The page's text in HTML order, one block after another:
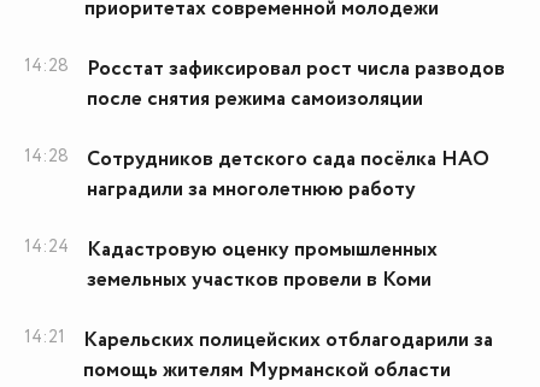
приоритетах современной молодежи
14:28
Росстат зафиксировал рост числа разводов
после снятия режима самоизоляции
14:28
Сотрудников детского сада посёлка НАО
наградили за многолетнюю работу
14:24
Кадастровую оценку промышленных
земельных участков провели в Коми
14:21
Карельских полицейских отблагодарили за
помощь жителям Мурманской области